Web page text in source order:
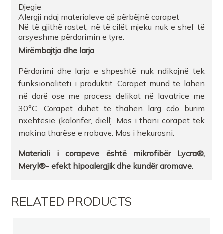
Djegie
Alergji ndaj materialeve që përbëjnë corapet
Në të gjithë rastet, në të cilët mjeku nuk e shef të
arsyeshme përdorimin e tyre.
Mirëmbajtja dhe larja
Përdorimi dhe larja e shpeshtë nuk ndikojnë tek
funksionaliteti i produktit. Corapet mund të lahen
në dorë ose me process delikat në lavatrice me
30°C. Corapet duhet të thahen larg cdo burim
nxehtësie (kalorifer, diell). Mos i thani corapet tek
makina tharëse e rrobave. Mos i hekurosni.
Materiali icorapeve është mikrofibërLycra®,
Meryl®-efekt hipoalergjik dhe kundër aromave.
RELATED PRODUCTS